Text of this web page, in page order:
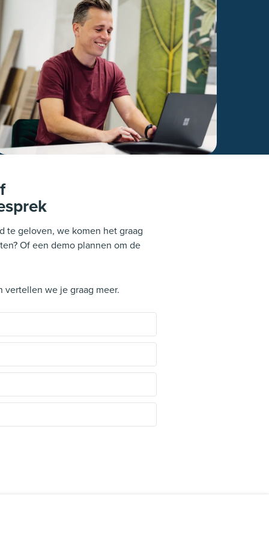
te geloven, we komen het graag
Of een demo plannen om de
vertellen we je graag meer.